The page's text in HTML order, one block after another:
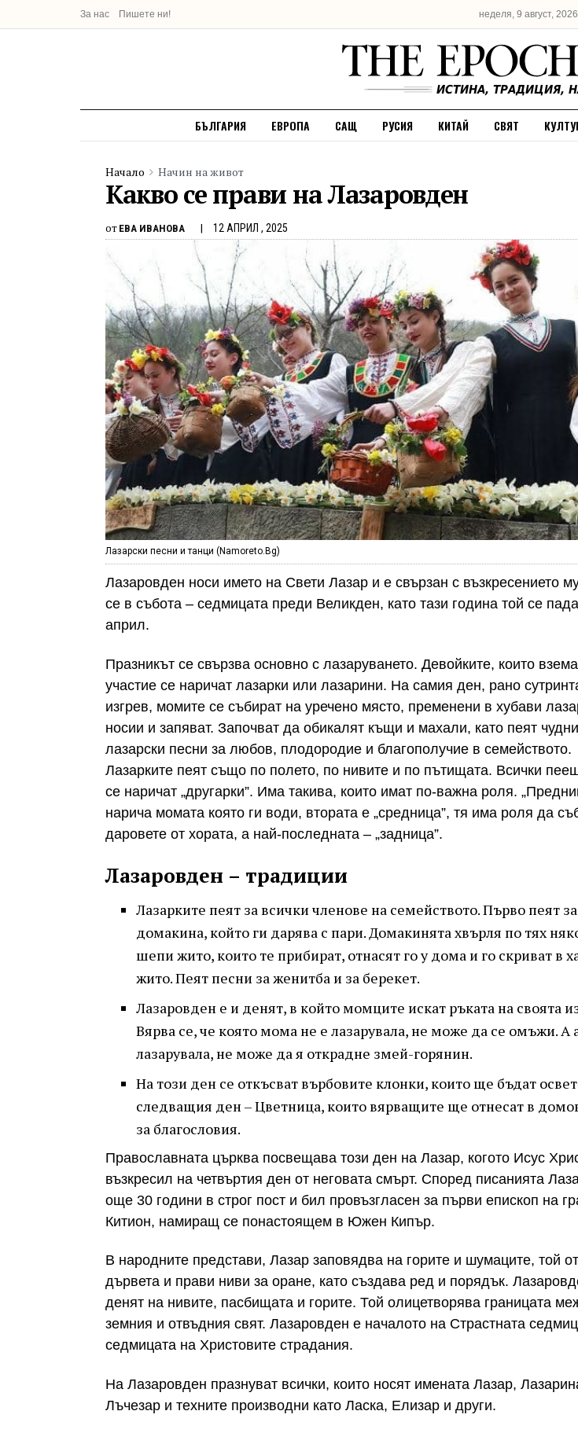
За нас Пишете ни! неделя, 9 август, 2026
БЪЛГАРИЯ ЕВРОПА САЩ РУСИЯ КИТАЙ СВЯТ
Начало Начин на живот
Какво се прави на Лазаровден
от ЕВА ИВАНОВА 12 АПРИЛ , 2025
Лазарски песни и танци (Namoreto.Bg)
Лазаровден носи името на Свети Лазар и е свързан с възкресението
се в събота – седмицата преди Великден, като тази година той се
април.
Празникът се свързва основно с лазаруването. Девойките, които
участие се наричат лазарки или лазарини. На самия ден, рано
изгрев, момите се събират на уречено място, пременени в хубави
носии и запяват. Започват да обикалят къщи и махали, като пеят
лазарски песни за любов, плодородие и благополучие в семейството.
Лазарките пеят също по полето, по нивите и по пътищата. Всички
се наричат „другарки”. Има такива, които имат по-важна роля.
нарича момата която ги води, втората е „средница”, тя има роля да
даровете от хората, а най-последната – „задница”.
Лазаровден – традиции​
Лазарките пеят за всички членове на семейството. Първо пеят за
домакина, който ги дарява с пари. Домакинята хвърля по тях
шепи жито, които те прибират, отнасят го у дома и го скриват в
жито. Пеят песни за женитба и за берекет.
Лазаровден е и денят, в който момците искат ръката на своята
Вярва се, че която мома не е лазарувала, не може да се омъжи. А
лазарувала, не може да я открадне змей-горянин.
На този ден се откъсват върбовите клонки, които ще бъдат
следващия ден – Цветница, които вярващите ще отнесат в
за благословия.
Православната църква посвещава този ден на Лазар, когото Исус
възкресил на четвъртия ден от неговата смърт. Според писанията
още 30 години в строг пост и бил провъзгласен за първи епископ на
Китион, намиращ се понастоящем в Южен Кипър.
В народните представи, Лазар заповядва на горите и шумаците, той
дървета и прави ниви за оране, като създава ред и порядък.
денят на нивите, пасбищата и горите. Той олицетворява границата
земния и отвъдния свят. Лазаровден е началото на Страстната
седмицата на Христовите страдания.
На Лазаровден празнуват всички, които носят имената Лазар,
Лъчезар и техните производни като Ласка, Елизар и други.